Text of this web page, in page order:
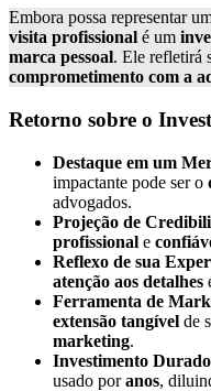
Embora possa representar
visita profissional é um
marca pessoal. Ele refletirá
comprometimento com a
Retorno sobre o
Destaque em um
impactante pode ser o
advogados.
Projeção de
profissional e
Reflexo de sua
atenção aos detalhes
Ferramenta de
extensão tangível de
marketing.
Investimento
usado poranos,